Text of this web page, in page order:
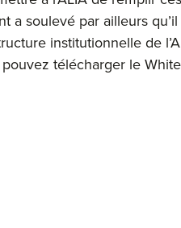
a soulevé par ailleurs
institutionnelle de
télécharger le